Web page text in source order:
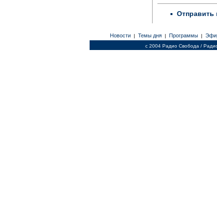
Отправить
Новости | Темы дня | Программы |
c 2004 Радио Свобода /